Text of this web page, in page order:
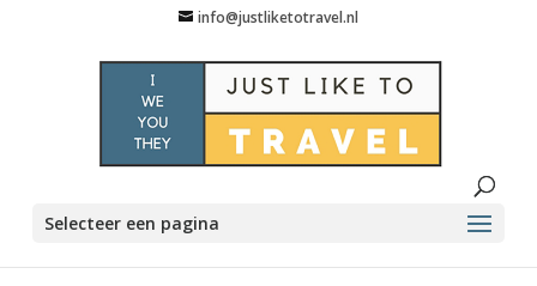
info@justliketotravel.nl
Selecteer een pagina